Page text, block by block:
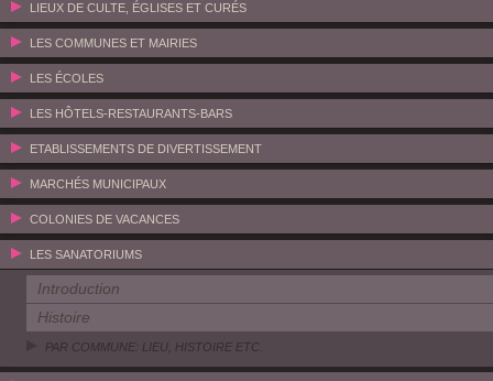
LIEUX DE CULTE, ÉGLISES ET CURÉS
LES COMMUNES ET MAIRIES
LES ÉCOLES
LES HÔTELS-RESTAURANTS-BARS
ETABLISSEMENTS DE DIVERTISSEMENT
MARCHÉS MUNICIPAUX
COLONIES DE VACANCES
LES SANATORIUMS
Introduction
Histoire
PAR COMMUNE: LIEU, HISTOIRE ETC.